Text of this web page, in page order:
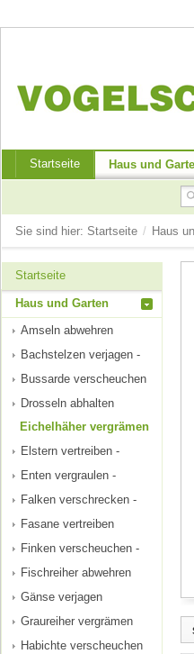
Startseite Haus und
Sie sind hier: Startseite / Haus
Startseite
Haus und Garten
Amseln abwehren
Bachstelzen verjagen -
Bussarde verscheuchen
Drosseln abhalten
Eichelhäher vergrämen
Elstern vertreiben -
Enten vergraulen -
Falken verschrecken -
Fasane vertreiben
Finken verscheuchen -
Fischreiher abwehren
Gänse verjagen
Graureiher vergrämen
Habichte verscheuchen